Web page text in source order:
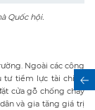
Quốc hội.
Ngoài các công
tư tiềm lực tài chính
cửa gỗ chống cháy
và gia tăng giá trị